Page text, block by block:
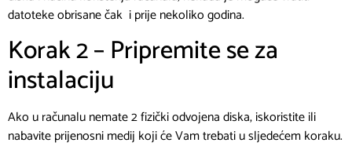
datoteke obrisane čak i prije nekoliko godina.
Korak 2 – Pripremite se za
instalaciju
Ako u računalu nemate 2 fizički odvojena diska, iskoristite ili
nabavite prijenosni medij koji će Vam trebati u sljedećem koraku.